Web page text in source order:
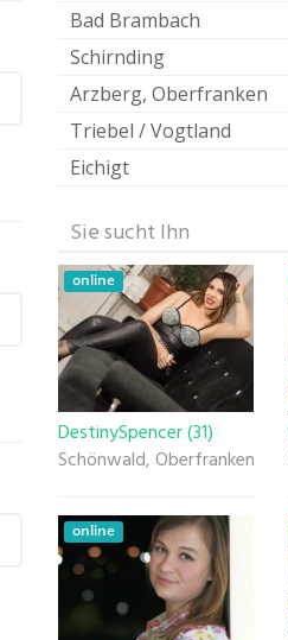
Bad Brambach
Schirnding
Arzberg, Oberfranken
Triebel / Vogtland
Eichigt
Sie sucht Ihn
online
DestinySpencer (31)
Schönwald, Oberfranken
online